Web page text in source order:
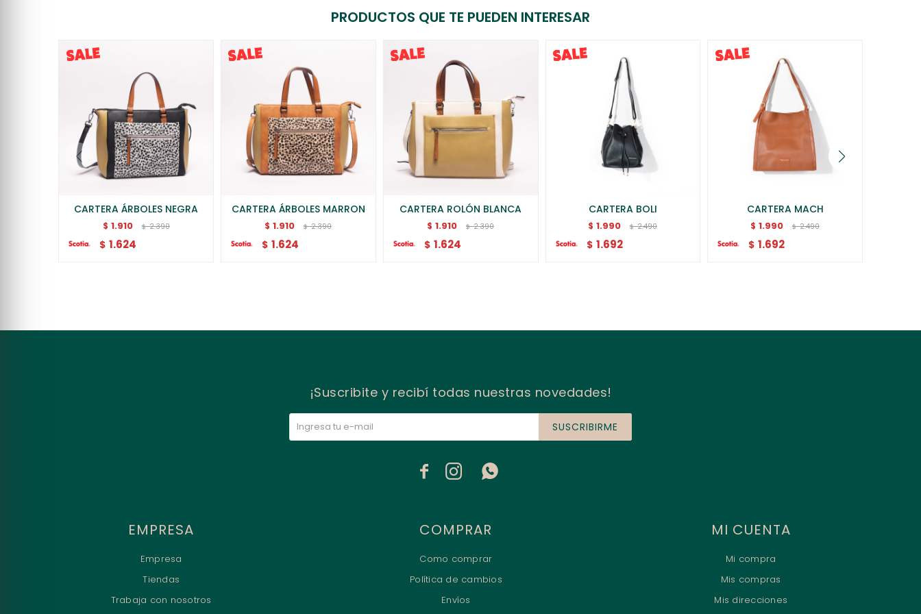
PRODUCTOS QUE TE PUEDEN INTERESAR
CARTERA ÁRBOLES NEGRA
$ 1.910 $ 2.390
$ 1.624
CARTERA ÁRBOLES MARRON
$ 1.910 $ 2.390
$ 1.624
CARTERA ROLÓN BLANCA
$ 1.910 $ 2.390
$ 1.624
CARTERA BOLI
$ 1.990 $ 2.490
$ 1.692
CARTERA MACH
$ 1.990 $ 2.490
$ 1.692
EMPRESA
Empresa
Tiendas
Trabaja con nosotros
COMPRAR
Como comprar
Política de cambios
Envíos
MI CUENTA
Mi compra
Mis compras
Mis direcciones
¡Suscribite y recibí todas nuestras novedades!
SUSCRIBIRME
  